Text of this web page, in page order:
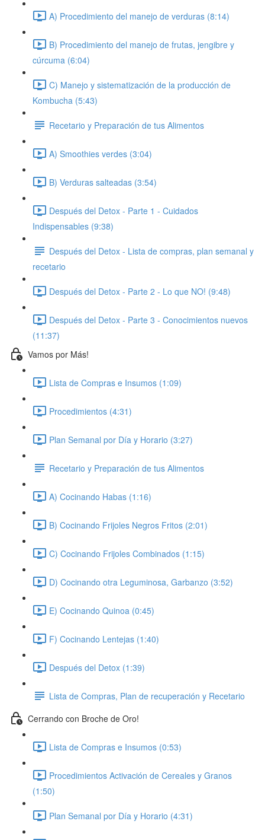
A) Procedimiento del manejo de verduras (8:14)
B) Procedimiento del manejo de frutas, jengibre y
cúrcuma (6:04)
C) Manejo y sistematización de la producción de
Kombucha (5:43)
Recetario y Preparación de tus Alimentos
A) Smoothies verdes (3:04)
B) Verduras salteadas (3:54)
Después del Detox - Parte 1 - Cuidados
Indispensables (9:38)
Después del Detox - Lista de compras, plan semanal y
recetario
Después del Detox - Parte 2 - Lo que NO! (9:48)
Después del Detox - Parte 3 - Conocimientos nuevos
(11:37)
Vamos por Más!
Lista de Compras e Insumos (1:09)
Procedimientos (4:31)
Plan Semanal por Día y Horario (3:27)
Recetario y Preparación de tus Alimentos
A) Cocinando Habas (1:16)
B) Cocinando Frijoles Negros Fritos (2:01)
C) Cocinando Frijoles Combinados (1:15)
D) Cocinando otra Leguminosa, Garbanzo (3:52)
E) Cocinando Quinoa (0:45)
F) Cocinando Lentejas (1:40)
Después del Detox (1:39)
Lista de Compras, Plan de recuperación y Recetario
Cerrando con Broche de Oro!
Lista de Compras e Insumos (0:53)
Procedimientos Activación de Cereales y Granos
(1:50)
Plan Semanal por Día y Horario (4:31)